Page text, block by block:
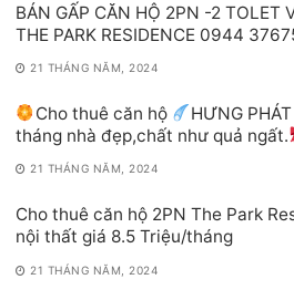
BÁN GẤP CĂN HỘ 2PN -2 TOLET
THE PARK RESIDENCE 0944
21 THÁNG NĂM, 2024
Cho thuê căn hộ HƯNG
tháng nhà đẹp,chất như quả ngất.
21 THÁNG NĂM, 2024
Cho thuê căn hộ 2PN The Park
nội thất giá 8.5 Triệu/tháng
21 THÁNG NĂM, 2024